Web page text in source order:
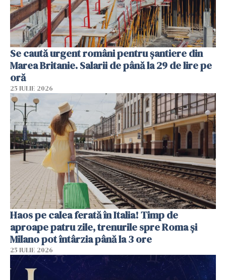
Se caută urgent români pentru șantiere din
Marea Britanie. Salarii de până la 29 de lire pe
oră
25 IULIE 2026
Haos pe calea ferată în Italia! Timp de
aproape patru zile, trenurile spre Roma și
Milano pot întârzia până la 3 ore
25 IULIE 2026